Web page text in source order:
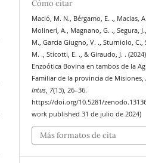
Cómo citar
Mació, M. N., Bérgamo, E. ., Macias,
Molineri, A., Magnano, G. ., Segura,
M., Garcia Giugno, V. ., Sturniolo, C.,
M. ., Sticotti, E. ., & Giraudo, J. .
Enzoótica Bovina en tambos de la
Familiar de la provincia de
Intus, 7(13), 26–36.
https://doi.org/10.5281/
work published 31 de julio de 2024)
Más formatos de cita